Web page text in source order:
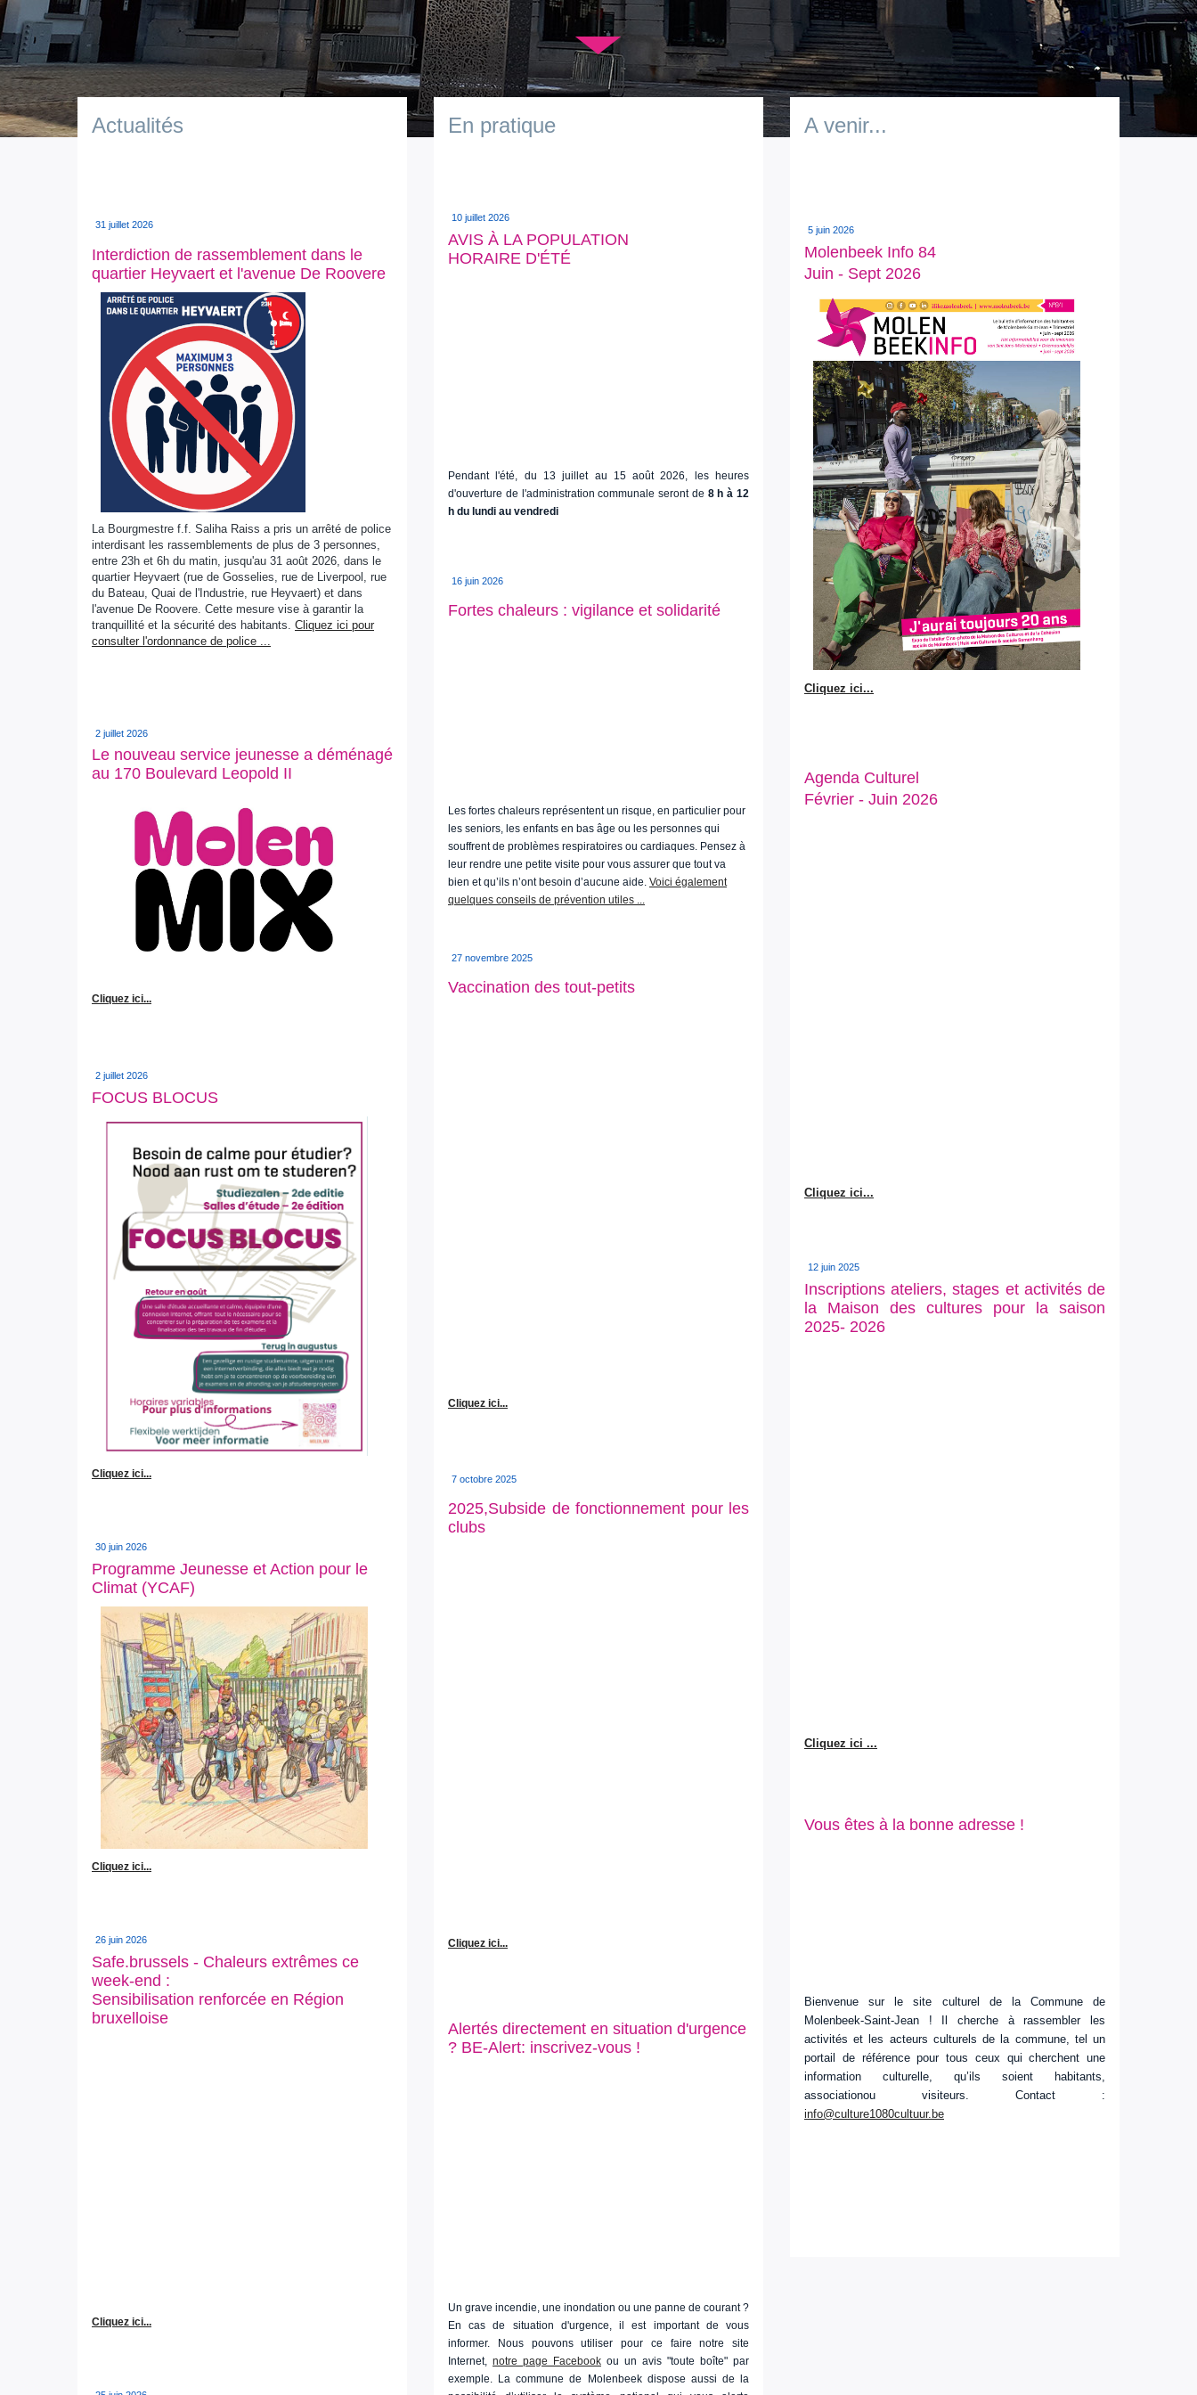
▼
Actualités
31 juillet 2026
Interdiction de rassemblement dans le
quartier Heyvaert et l'avenue De Roovere
La Bourgmestre f.f. Saliha Raiss a pris un arrêté de police
interdisant les rassemblements de plus de 3 personnes,
entre 23h et 6h du matin, jusqu'au 31 août 2026, dans le
quartier Heyvaert (rue de Gosselies, rue de Liverpool, rue
du Bateau, Quai de l'Industrie, rue Heyvaert) et dans
l'avenue De Roovere. Cette mesure vise à garantir la
tranquillité et la sécurité des habitants. Cliquez ici pour
consulter l'ordonnance de police ...
2 juillet 2026
Le nouveau service jeunesse a déménagé
au 170 Boulevard Leopold II
Cliquez ici...
2 juillet 2026
FOCUS BLOCUS
Cliquez ici...
30 juin 2026
Programme Jeunesse et Action pour le
Climat (YCAF)
Cliquez ici...
26 juin 2026
Safe.brussels - Chaleurs extrêmes ce
week-end :
Sensibilisation renforcée en Région
bruxelloise
Cliquez ici...
En pratique
10 juillet 2026
AVIS À LA POPULATION
HORAIRE D'ÉTÉ
Pendant l'été, du 13 juillet au 15 août 2026, les heures
d'ouverture de l'administration communale seront de 8 h à 12
h du lundi au vendredi
16 juin 2026
Fortes chaleurs : vigilance et solidarité
Les fortes chaleurs représentent un risque, en particulier pour
les seniors, les enfants en bas âge ou les personnes qui
souffrent de problèmes respiratoires ou cardiaques. Pensez à
leur rendre une petite visite pour vous assurer que tout va
bien et qu’ils n’ont besoin d’aucune aide. Voici également
quelques conseils de prévention utiles ...
27 novembre 2025
Vaccination des tout-petits
Cliquez ici...
7 octobre 2025
2025,Subside de fonctionnement pour les
clubs
Cliquez ici...
Alertés directement en situation d'urgence
? BE-Alert: inscrivez-vous !
Un grave incendie, une inondation ou une panne de courant ?
En cas de situation d'urgence, il est important de vous
informer. Nous pouvons utiliser pour ce faire notre site
Internet, notre page Facebook ou un avis "toute boîte" par
exemple. La commune de Molenbeek dispose aussi de la
A venir...
5 juin 2026
Molenbeek Info 84
Juin - Sept 2026
Cliquez ici...
Agenda Culturel
Février - Juin 2026
Cliquez ici...
12 juin 2025
Inscriptions ateliers, stages et activités de
la Maison des cultures pour la saison
2025- 2026
Cliquez ici ...
Vous êtes à la bonne adresse !
Bienvenue sur le site culturel de la Commune de
Molenbeek-Saint-Jean ! Il cherche à rassembler les
activités et les acteurs culturels de la commune, tel un
portail de référence pour tous ceux qui cherchent une
information culturelle, qu’ils soient habitants,
associationou visiteurs. Contact :
info@culture1080cultuur.be